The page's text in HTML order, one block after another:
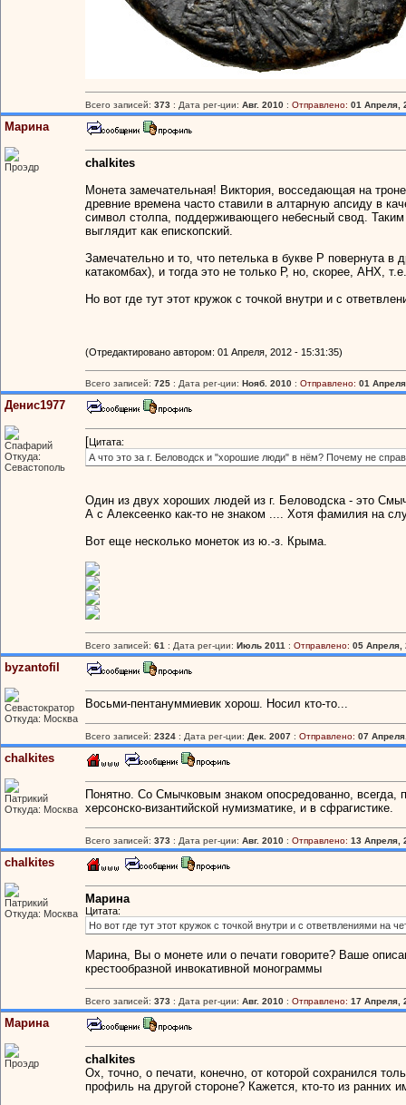
Всего записей: 373 : Дата рег-ции: Авг. 2010 : Отправлено: 01 Апреля,
Марина
Проэдр
chalkites
Монета замечательная! Виктория, восседающая на
древние времена часто ставили в алтарную апсиду в
символ столпа, поддерживающего небесный свод.
выглядит как епископский.
Замечательно и то, что петелька в букве Р повернута в
катакомбах), и тогда это не только Р, но, скорее, АНХ,
Но вот где тут этот кружок с точкой внутри и с
(Отредактировано автором: 01 Апреля, 2012 - 15:31:35)
Всего записей: 725 : Дата рег-ции: Нояб. 2010 : Отправлено: 01
Денис1977
Спафарий
Откуда:
Севастополь
[ Цитата:
А что это за г. Беловодск и "хорошие люди" в нём? Почему не
Один из двух хороших людей из г. Беловодска - это
А с Алексеенко как-то не знаком .... Хотя фамилия на
Вот еще несколько монеток из ю.-з. Крыма.
Всего записей: 61 : Дата рег-ции: Июль 2011 : Отправлено: 05 Апреля,
byzantofil
Севастократор
Откуда: Москва
Восьми-пентануммиевик хорош. Носил кто-то...
Всего записей: 2324 : Дата рег-ции: Дек. 2007 : Отправлено: 07
chalkites
Патрикий
Откуда: Москва
Понятно. Со Смычковым знаком опосредованно,
херсонско-византийской нумизматике, и в сфрагистике.
Всего записей: 373 : Дата рег-ции: Авг. 2010 : Отправлено: 13 Апреля,
chalkites
Патрикий
Откуда: Москва
Марина
Цитата:
Но вот где тут этот кружок с точкой внутри и с ответвлениями на
Марина, Вы о монете или о печати говорите? Ваше
крестообразной инвокативной монограммы
Всего записей: 373 : Дата рег-ции: Авг. 2010 : Отправлено: 17 Апреля,
Марина
Проэдр
chalkites
Ох, точно, о печати, конечно, от которой сохранился
профиль на другой стороне? Кажется, кто-то из ранних